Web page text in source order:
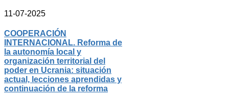
11-07-2025
COOPERACIÓN
INTERNACIONAL. Reforma de
la autonomía local y
organización territorial del
poder en Ucrania: situación
actual, lecciones aprendidas y
continuación de la reforma